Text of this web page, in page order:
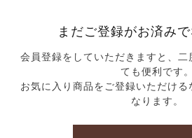
まだご登録がお済み
会員登録をしていただきますと、二
ても便利です。
お気に入り商品をご登録いただける
なります。